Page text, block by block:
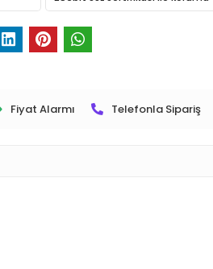
Fiyat Alarmı Telefonla Sipariş